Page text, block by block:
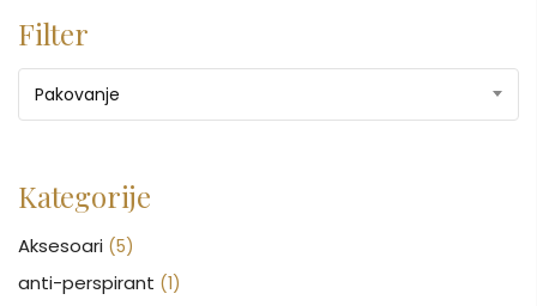
Filter
Pakovanje
Kategorije
Aksesoari (5)
anti-perspirant (1)